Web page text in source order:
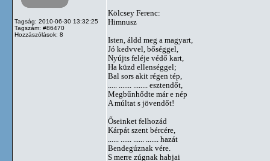
Tagság: 2010-06-30 13:32:25
Tagszám: #86470
Hozzászólások: 8
Kölcsey Ferenc:
Himnusz
Isten, áldd meg a magyart,
Jó kedvvel, bőséggel,
Nyújts feléje védő kart,
Ha küzd ellenséggel;
Bal sors akit régen tép,
..... ....... ........ esztendőt,
Megbűnhődte már e nép
A múltat s jövendőt!
Őseinket felhozád
Kárpát szent bércére,
...... ...... ...... ....... hazát
Bendegúznak vére.
S merre zúgnak habjai